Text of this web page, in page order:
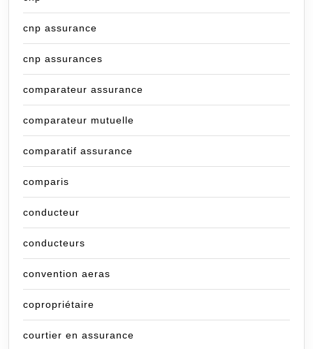
cnp assurance
cnp assurances
comparateur assurance
comparateur mutuelle
comparatif assurance
comparis
conducteur
conducteurs
convention aeras
copropriétaire
courtier en assurance